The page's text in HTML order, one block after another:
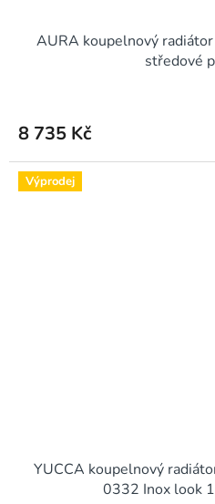
AURA koupelnový
středové
8 735 Kč
Výprodej
YUCCA koupelnový
0332 Inox look